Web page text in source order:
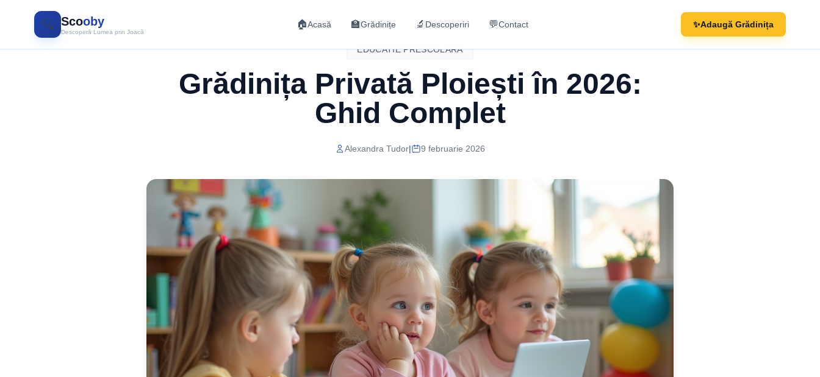
🔍 Scooby
Descoperă Lumea prin Joacă
🏠Acasă 🏫Grădinițe 🔬 Descoperiri 💬Contact ✨Adaugă Grădinița
EDUCATIE PRESCOLARA
Grădinița Privată Ploiești în 2026:
Ghid Complet
Alexandra Tudor| 9 februarie 2026